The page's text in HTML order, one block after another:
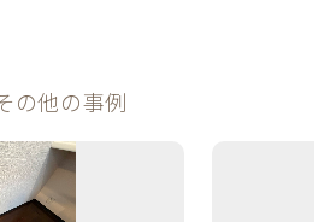
の他の事例